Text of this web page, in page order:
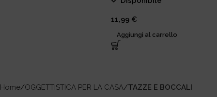
11,99 €
Aggiungi al carrello
Home OGGETTISTICA PER LA CASA TAZZE E BOCCALI